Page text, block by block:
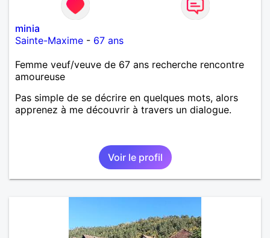
minia
Sainte-Maxime - 67 ans
Femme veuf/veuve de 67 ans recherche rencontre
amoureuse
Pas simple de se décrire en quelques mots, alors
apprenez à me découvrir à travers un dialogue.
Voir le profil